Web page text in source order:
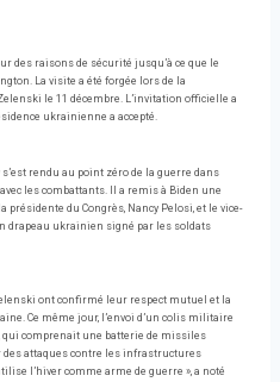
des raisons de sécurité jusqu’à ce que le
La visite a été forgée lors de la
le 11 décembre. L’invitation officielle a
ukrainienne a accepté.
rendu au point zéro de la guerre dans
avec les combattants. Il a remis à Biden une
du Congrès, Nancy Pelosi, et le vice-
drapeau ukrainien signé par les soldats
ont confirmé leur respect mutuel et la
Ce même jour, l’envoi d’un colis militaire
qui comprenait une batterie de missiles
des attaques contre les infrastructures
l’hiver comme arme de guerre », a noté